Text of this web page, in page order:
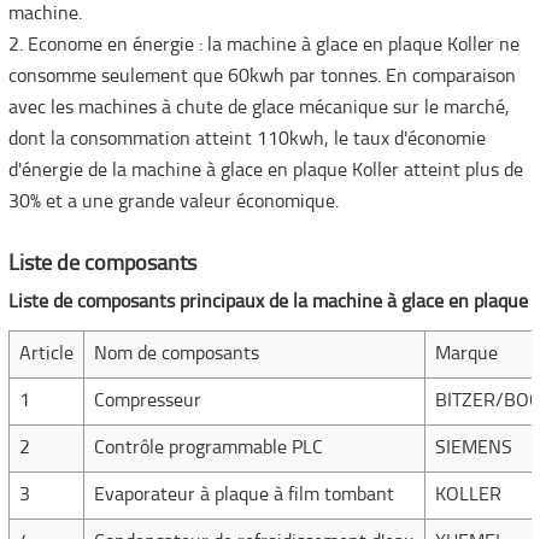
machine.
2. Econome en énergie : la machine à glace en plaque Koller ne
consomme seulement que 60kwh par tonnes. En comparaison
avec les machines à chute de glace mécanique sur le marché,
dont la consommation atteint 110kwh, le taux d'économie
d'énergie de la machine à glace en plaque Koller atteint plus de
30% et a une grande valeur économique.
Liste de composants
Liste de composants principaux de la machine à glace en plaque
Article Nom de composants Marque
1 Compresseur BITZER/
2 Contrôle programmable PLC SIEMENS
3 Evaporateur à plaque à film tombant KOLLER